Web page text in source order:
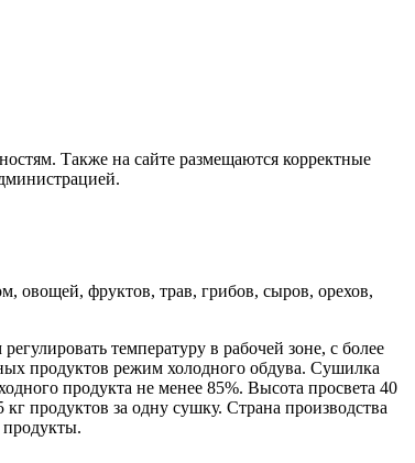
Также на сайте размещаются корректные
фруктов, трав, грибов, сыров, орехов,
температуру в рабочей зоне, с более
продуктов режим холодного обдува. Сушилка
продукта не менее 85%. Высота просвета 40
продуктов за одну сушку. Страна производства
продукты.